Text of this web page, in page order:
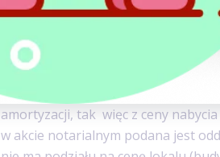
W przypadku spółdzielczych
lub lokalu użytkowego cała cena
Jeżeli częścią transakcji zakupu
lub współwłasności do gruntu,
nastręczać pewne trudności.
amortyzacji, tak więc z ceny
w akcie notarialnym podana jest